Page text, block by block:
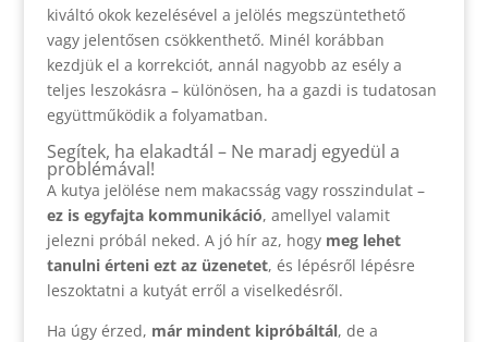
kiváltó okok kezelésével a jelölés megszüntethető
vagy jelentősen csökkenthető. Minél korábban
kezdjük el a korrekciót, annál nagyobb az esély a
teljes leszokásra – különösen, ha a gazdi is tudatosan
együttműködik a folyamatban.
Segítek, ha elakadtál – Ne maradj egyedül a
problémával!
A kutya jelölése nem makacsság vagy rosszindulat –
ez is egyfajta kommunikáció, amellyel valamit
jelezni próbál neked. A jó hír az, hogy meg lehet
tanulni érteni ezt az üzenetet, és lépésről lépésre
leszoktatni a kutyát erről a viselkedésről.
Ha úgy érzed, már mindent kipróbáltál, de a